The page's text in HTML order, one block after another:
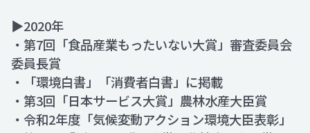
▶2020年
・第7回「食品産業もったいない大賞」審査委員会
委員長賞
・「環境白書」「消費者白書」に掲載
・第3回「日本サービス大賞」農林水産大臣賞
・令和2年度「気候変動アクション環境大臣表彰」